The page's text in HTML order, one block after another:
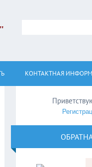
КОНТАКТНАЯ